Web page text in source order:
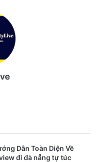
Dẫn Toàn Diện Về
đi đà nẵng tự túc